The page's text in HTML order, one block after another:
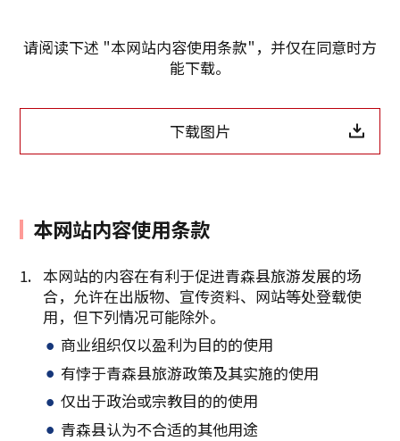
请阅读下述 "本网站内容使用条款"，并仅在同意时方
能下载。
下载图片
本网站内容使用条款
本网站的内容在有利于促进青森县旅游发展的场
合，允许在出版物、宣传资料、网站等处登载使
用，但下列情况可能除外。
商业组织仅以盈利为目的的使用
有悖于青森县旅游政策及其实施的使用
仅出于政治或宗教目的的使用
青森县认为不合适的其他用途
复制链接